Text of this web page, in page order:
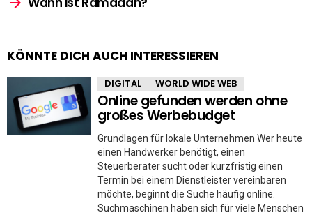
KÖNNTE DICH AUCH INTERESSIEREN
DIGITAL WORLD WIDE WEB
Online gefunden werden ohne
großes Werbebudget
Grundlagen für lokale Unternehmen Wer heute
einen Handwerker benötigt, einen
Steuerberater sucht oder kurzfristig einen
Termin bei einem Dienstleister vereinbaren
möchte, beginnt die Suche häufig online.
Suchmaschinen haben sich für viele Menschen